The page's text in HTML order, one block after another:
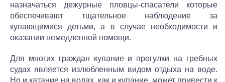
назначаться дежурные пловцы-спасатели которые
обеспечивают тщательное наблюдение за
купающимися детьми, а в случае необходимости и
оказании немедленной помощи.
Для многих граждан купание и прогулки на гребных
судах является излюбленным видом отдыха на воде.
Но и катание на водах, как и купание, может привести к